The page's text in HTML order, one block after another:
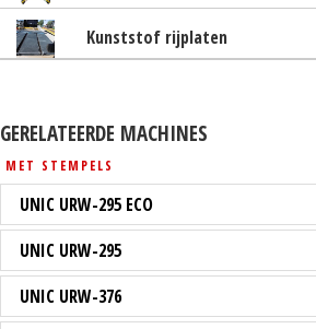
Kunststof rijplaten
GERELATEERDE MACHINES
MET STEMPELS
UNIC URW-295 ECO
UNIC URW-295
UNIC URW-376